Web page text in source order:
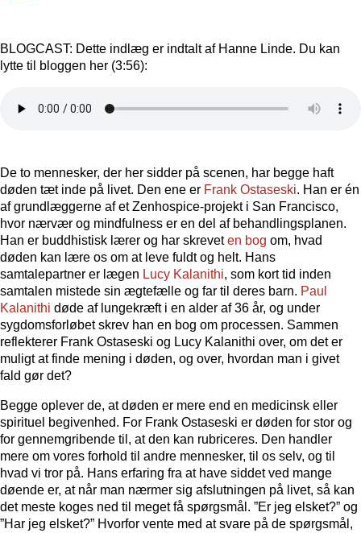
BLOGCAST: Dette indlæg er indtalt af Hanne Linde. Du kan
lytte til bloggen her (3:56):
De to mennesker, der her sidder på scenen, har begge haft
døden tæt inde på livet. Den ene er Frank Ostaseski. Han er én
af grundlæggerne af et Zenhospice-projekt i San Francisco,
hvor nærvær og mindfulness er en del af behandlingsplanen.
Han er buddhistisk lærer og har skreveten bog om, hvad
døden kan lære os om at leve fuldt og helt. Hans
samtalepartner er lægen Lucy Kalanithi, som kort tid inden
samtalen mistede sin ægtefælle og far til deres barn. Paul
Kalanithi døde af lungekræft i en alder af 36 år, og under
sygdomsforløbet skrev han en bog om processen. Sammen
reflekterer Frank Ostaseski og Lucy Kalanithi over, om det er
muligt at finde mening i døden, og over, hvordan man i givet
fald gør det?
Begge oplever de, at døden er mere end en medicinsk eller
spirituel begivenhed. For Frank Ostaseski er døden for stor og
for gennemgribende til, at den kan rubriceres. Den handler
mere om vores forhold til andre mennesker, til os selv, og til
hvad vi tror på. Hans erfaring fra at have siddet ved mange
døende er, at når man nærmer sig afslutningen på livet, så kan
det meste koges ned til meget få spørgsmål. ”Er jeg elsket?” og
”Har jeg elsket?” Hvorfor vente med at svare på de spørgsmål,